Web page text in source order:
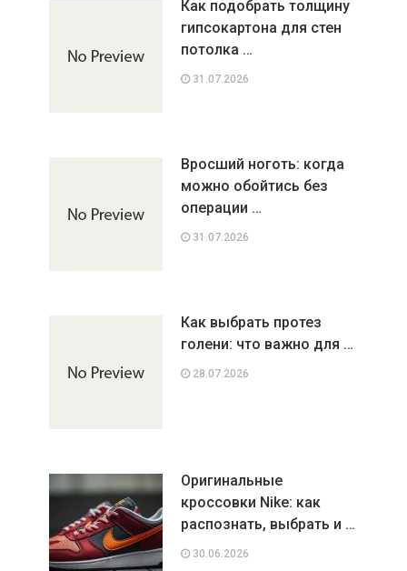
Как подобрать толщину
гипсокартона для стен
потолка …
31.07.2026
Вросший ноготь: когда
можно обойтись без
операции …
31.07.2026
Как выбрать протез
голени: что важно для …
28.07.2026
Оригинальные
кроссовки Nike: как
распознать, выбрать и …
30.06.2026